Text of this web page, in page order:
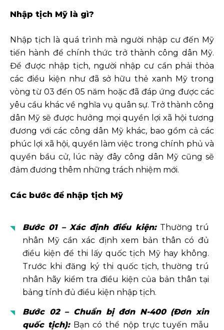
Nhập tịch Mỹ là gì?
Nhập tịch là quá trình mà người nhập cư đến Mỹ
tiến hành để chính thức trở thành công dân Mỹ.
Để được nhập tịch, người nhập cư cần phải thỏa
các điều kiện như đã sở hữu thẻ xanh Mỹ trong
vòng từ 03 đến 05 năm hoặc đã đáp ứng được các
yêu cầu khác về nghĩa vụ quân sự. Trở thành công
dân Mỹ sẽ được hưởng mọi quyền lợi xã hội tương
đương với các công dân Mỹ khác, bao gồm cả các
phúc lợi xã hội, quyền làm việc trong chính phủ và
quyền bầu cử, lúc này đây công dân Mỹ cũng sẽ
đảm đương thêm những trách nhiệm mới.
Các bước để nhập tịch Mỹ
Bước 01 – Xác định điều kiện:Thường trú
nhân Mỹ cần xác định xem bản thân có đủ
điều kiện để thi lấy quốc tịch Mỹ hay không.
Trước khi đăng ký thi quốc tịch, thường trú
nhân hãy kiểm tra điều kiện của bản thân tại
bảng tính đủ điều kiện nhập tịch.
Bước 02 – Chuẩn bị đơn N-400 (Đơn xin
quốc tịch):Bạn có thể nộp trực tuyến mẫu